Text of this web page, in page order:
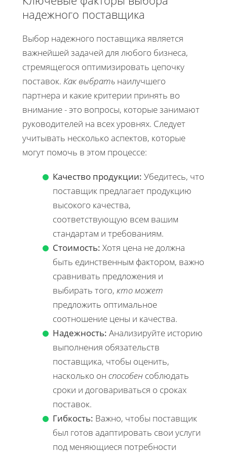
надежного поставщика
Выбор надежного поставщика является
важнейшей задачей для любого бизнеса,
стремящегося оптимизировать цепочку
поставок. Как выбрать наилучшего
партнера и какие критерии принять во
внимание - это вопросы, которые занимают
руководителей на всех уровнях. Следует
учитывать несколько аспектов, которые
могут помочь в этом процессе:
Качество продукции: Убедитесь, что
поставщик предлагает продукцию
высокого качества,
соответствующую всем вашим
стандартам и требованиям.
Стоимость: Хотя цена не должна
быть единственным фактором, важно
сравнивать предложения и
выбирать того, кто может
предложить оптимальное
соотношение цены и качества.
Надежность: Анализируйте историю
выполнения обязательств
поставщика, чтобы оценить,
насколько он способен соблюдать
сроки и договариваться о сроках
поставок.
Гибкость: Важно, чтобы поставщик
был готов адаптировать свои услуги
под меняющиеся потребности